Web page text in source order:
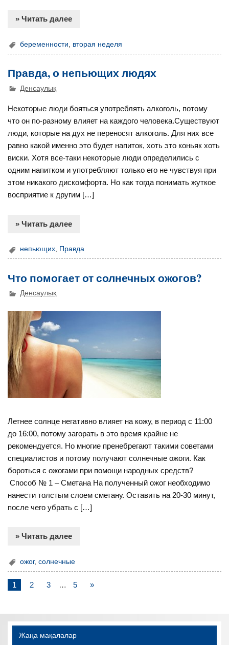
» Читать далее
беременности вторая неделя
Правда, о непьющих людях
Денсаулық
Некоторые люди бояться употреблять алкоголь, потому
что он по-разному влияет на каждого человека.Существуют
люди, которые на дух не переносят алкоголь. Для них все
равно какой именно это будет напиток, хоть это коньяк хоть
виски. Хотя все-таки некоторые люди определились с
одним напитком и употребляют только его не чувствуя при
этом никакого дискомфорта. Но как тогда понимать жуткое
восприятие к другим […]
» Читать далее
непьющих, Правда
Что помогает от солнечных ожогов?
Денсаулық
Летнее солнце негативно влияет на кожу, в период с 11:00
до 16:00, потому загорать в это время крайне не
рекомендуется. Но многие пренебрегают такими советами
специалистов и потому получают солнечные ожоги. Как
бороться с ожогами при помощи народных средств?
Способ № 1 – Сметана На полученный ожог необходимо
нанести толстым слоем сметану. Оставить на 20-30 минут,
после чего убрать с […]
» Читать далее
ожог,солнечные
1 2 3 … 5 »
Жаңа мақалалар